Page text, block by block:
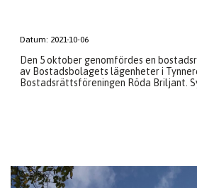
Datum: 2021-10-06
Den 5 oktober genomfördes en
av Bostadsbolagets lägenheter i
Bostadsrättsföreningen Röda Briljant.